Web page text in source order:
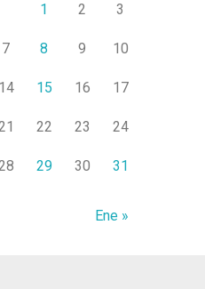
1
2 3
7 8 9 10
14 15 16 17
22 23 24
29 30 31
Ene »